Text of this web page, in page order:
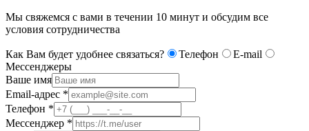
Мы свяжемся с вами в течении 10 минут и обсудим все
условия сотрудничества
Как Вам будет удобнее связаться? Телефон
E-mail
Мессенджеры
Ваше имя
Email-адрес *
Телефон *
Мессенджер *